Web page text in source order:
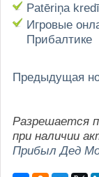
Patēriņa
Игровые
Прибалтике
Предыдущая
Разрешается
при наличии
Прибыл Дед